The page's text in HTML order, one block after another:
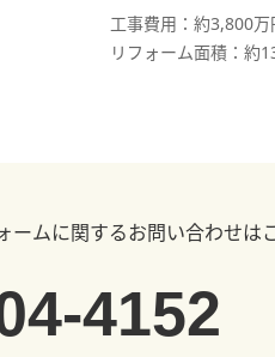
工事費用：約3,800万
リフォーム面積：約
ームに関するお問い合わせは
4152